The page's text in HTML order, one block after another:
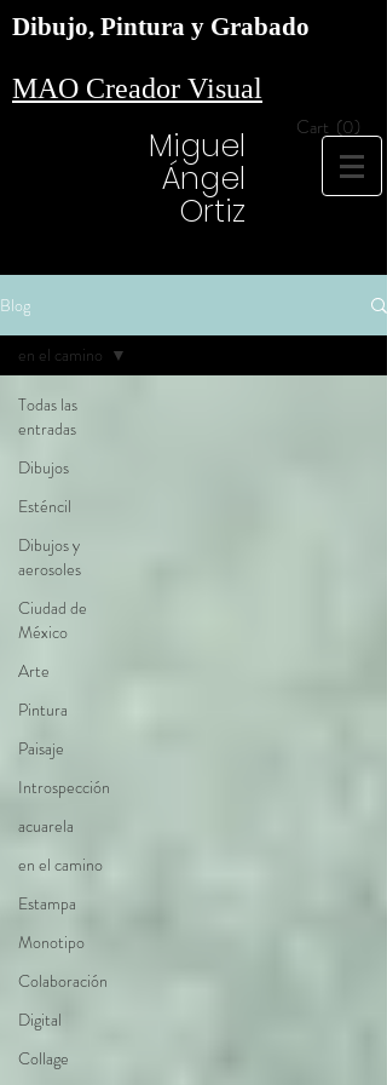
Dibujo, Pintura y Grabado
MAO Creador Visual
Miguel
Ángel
Ortiz
Cart (0)
Blog
Todas las
entradas
Dibujos
Esténcil
Dibujos y
aerosoles
Ciudad de
México
Arte
Pintura
Paisaje
Introspección
acuarela
en el camino
Estampa
Monotipo
Colaboración
Digital
Collage
en el camino